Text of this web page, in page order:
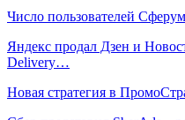
Число пользователей
Яндекс продал Дзен и
Delivery…
Новая стратегия в